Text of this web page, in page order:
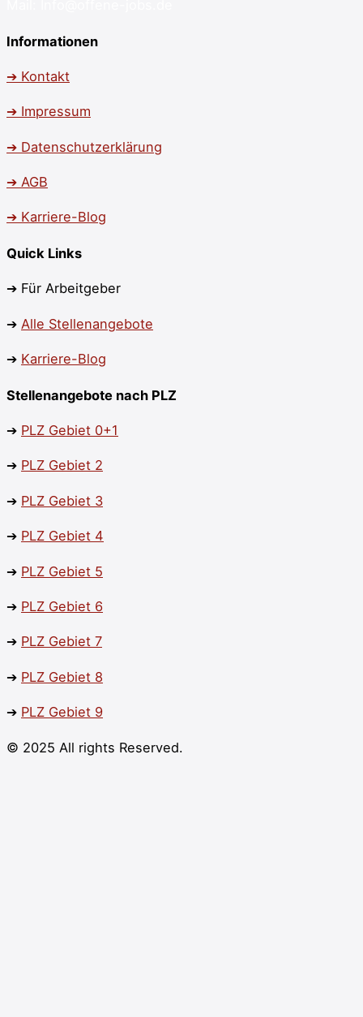
Informationen
➔ Kontakt
➔ Impressum
➔ Datenschutzerklärung
➔ AGB
➔ Karriere-Blog
Quick Links
➔ Für Arbeitgeber
➔ Alle Stellenangebote
➔ Karriere-Blog
Stellenangebote nach PLZ
➔ PLZ Gebiet 0+1
➔ PLZ Gebiet 2
➔ PLZ Gebiet 3
➔ PLZ Gebiet 4
➔ PLZ Gebiet 5
➔ PLZ Gebiet 6
➔ PLZ Gebiet 7
➔ PLZ Gebiet 8
➔ PLZ Gebiet 9
© 2025 All rights Reserved.